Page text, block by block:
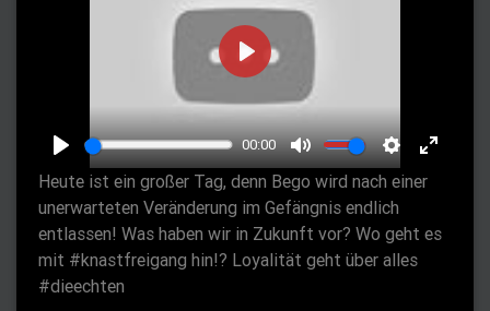
a
y
00:00
M
t
e
S
e
t
t
t
P
l
a
y
Heute ist ein großer Tag, denn Bego wird nach einer
unerwarteten Veränderung im Gefängnis endlich
entlassen! Was haben wir in Zukunft vor? Wo geht es
mit #knastfreigang hin!? Loyalität geht über alles
#dieechten